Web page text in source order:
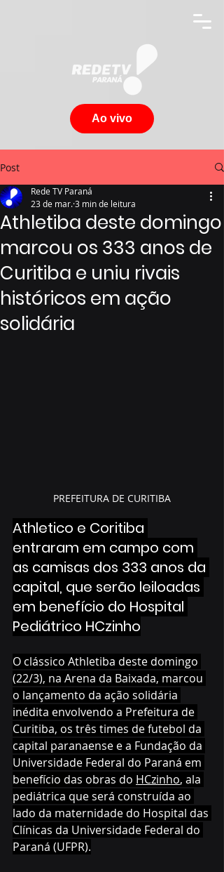
Ao vivo
Post
Athletiba deste domingo
marcou os 333 anos de
Curitiba e uniu rivais
históricos em ação
solidária
Rede TV Paraná
23 de mar.3 min de leitura
PREFEITURA DE CURITIBA
Athletico e Coritiba
entraram em campo com
as camisas dos 333 anos da
capital, que serão leiloadas
em benefício do Hospital
Pediátrico HCzinho
O clássico Athletiba deste domingo
(22/3), na Arena da Baixada, marcou
o lançamento da ação solidária
inédita envolvendo a Prefeitura de
Curitiba, os três times de futebol da
capital paranaense e a Fundação da
Universidade Federal do Paraná em
benefício das obras do HCzinho, ala
pediátrica que será construída ao
lado da maternidade do Hospital das
Clínicas da Universidade Federal do
Paraná (UFPR).